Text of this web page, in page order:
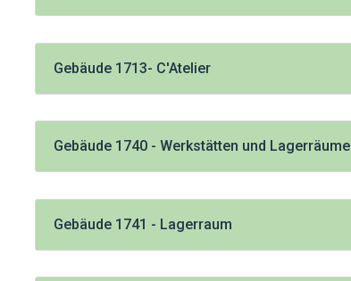
Gebäude 1713- C'Atelier
Gebäude 1740 - Werkstätten und Lagerräume
Gebäude 1741 - Lagerraum